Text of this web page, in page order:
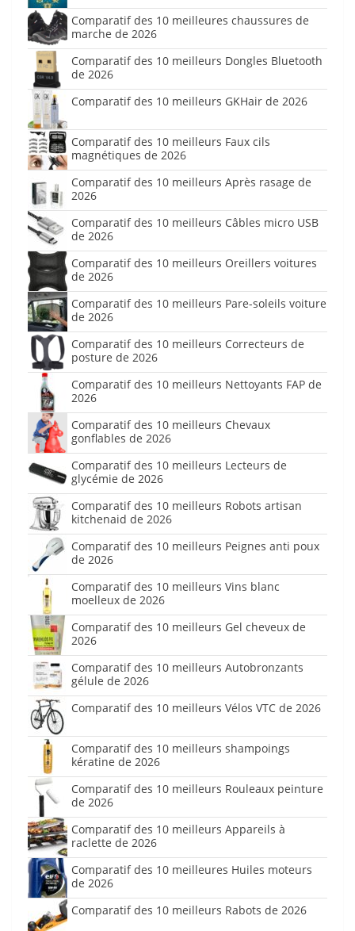
Comparatif des 10 meilleures chaussures de
marche de 2026
Comparatif des 10 meilleurs Dongles Bluetooth
de 2026
Comparatif des 10 meilleurs GKHair de 2026
Comparatif des 10 meilleurs Faux cils
magnétiques de 2026
Comparatif des 10 meilleurs Après rasage de
2026
Comparatif des 10 meilleurs Câbles micro USB
de 2026
Comparatif des 10 meilleurs Oreillers voitures
de 2026
Comparatif des 10 meilleurs Pare-soleils voiture
de 2026
Comparatif des 10 meilleurs Correcteurs de
posture de 2026
Comparatif des 10 meilleurs Nettoyants FAP de
2026
Comparatif des 10 meilleurs Chevaux
gonflables de 2026
Comparatif des 10 meilleurs Lecteurs de
glycémie de 2026
Comparatif des 10 meilleurs Robots artisan
kitchenaid de 2026
Comparatif des 10 meilleurs Peignes anti poux
de 2026
Comparatif des 10 meilleurs Vins blanc
moelleux de 2026
Comparatif des 10 meilleurs Gel cheveux de
2026
Comparatif des 10 meilleurs Autobronzants
gélule de 2026
Comparatif des 10 meilleurs Vélos VTC de 2026
Comparatif des 10 meilleurs shampoings
kératine de 2026
Comparatif des 10 meilleurs Rouleaux peinture
de 2026
Comparatif des 10 meilleurs Appareils à
raclette de 2026
Comparatif des 10 meilleures Huiles moteurs
de 2026
Comparatif des 10 meilleurs Rabots de 2026